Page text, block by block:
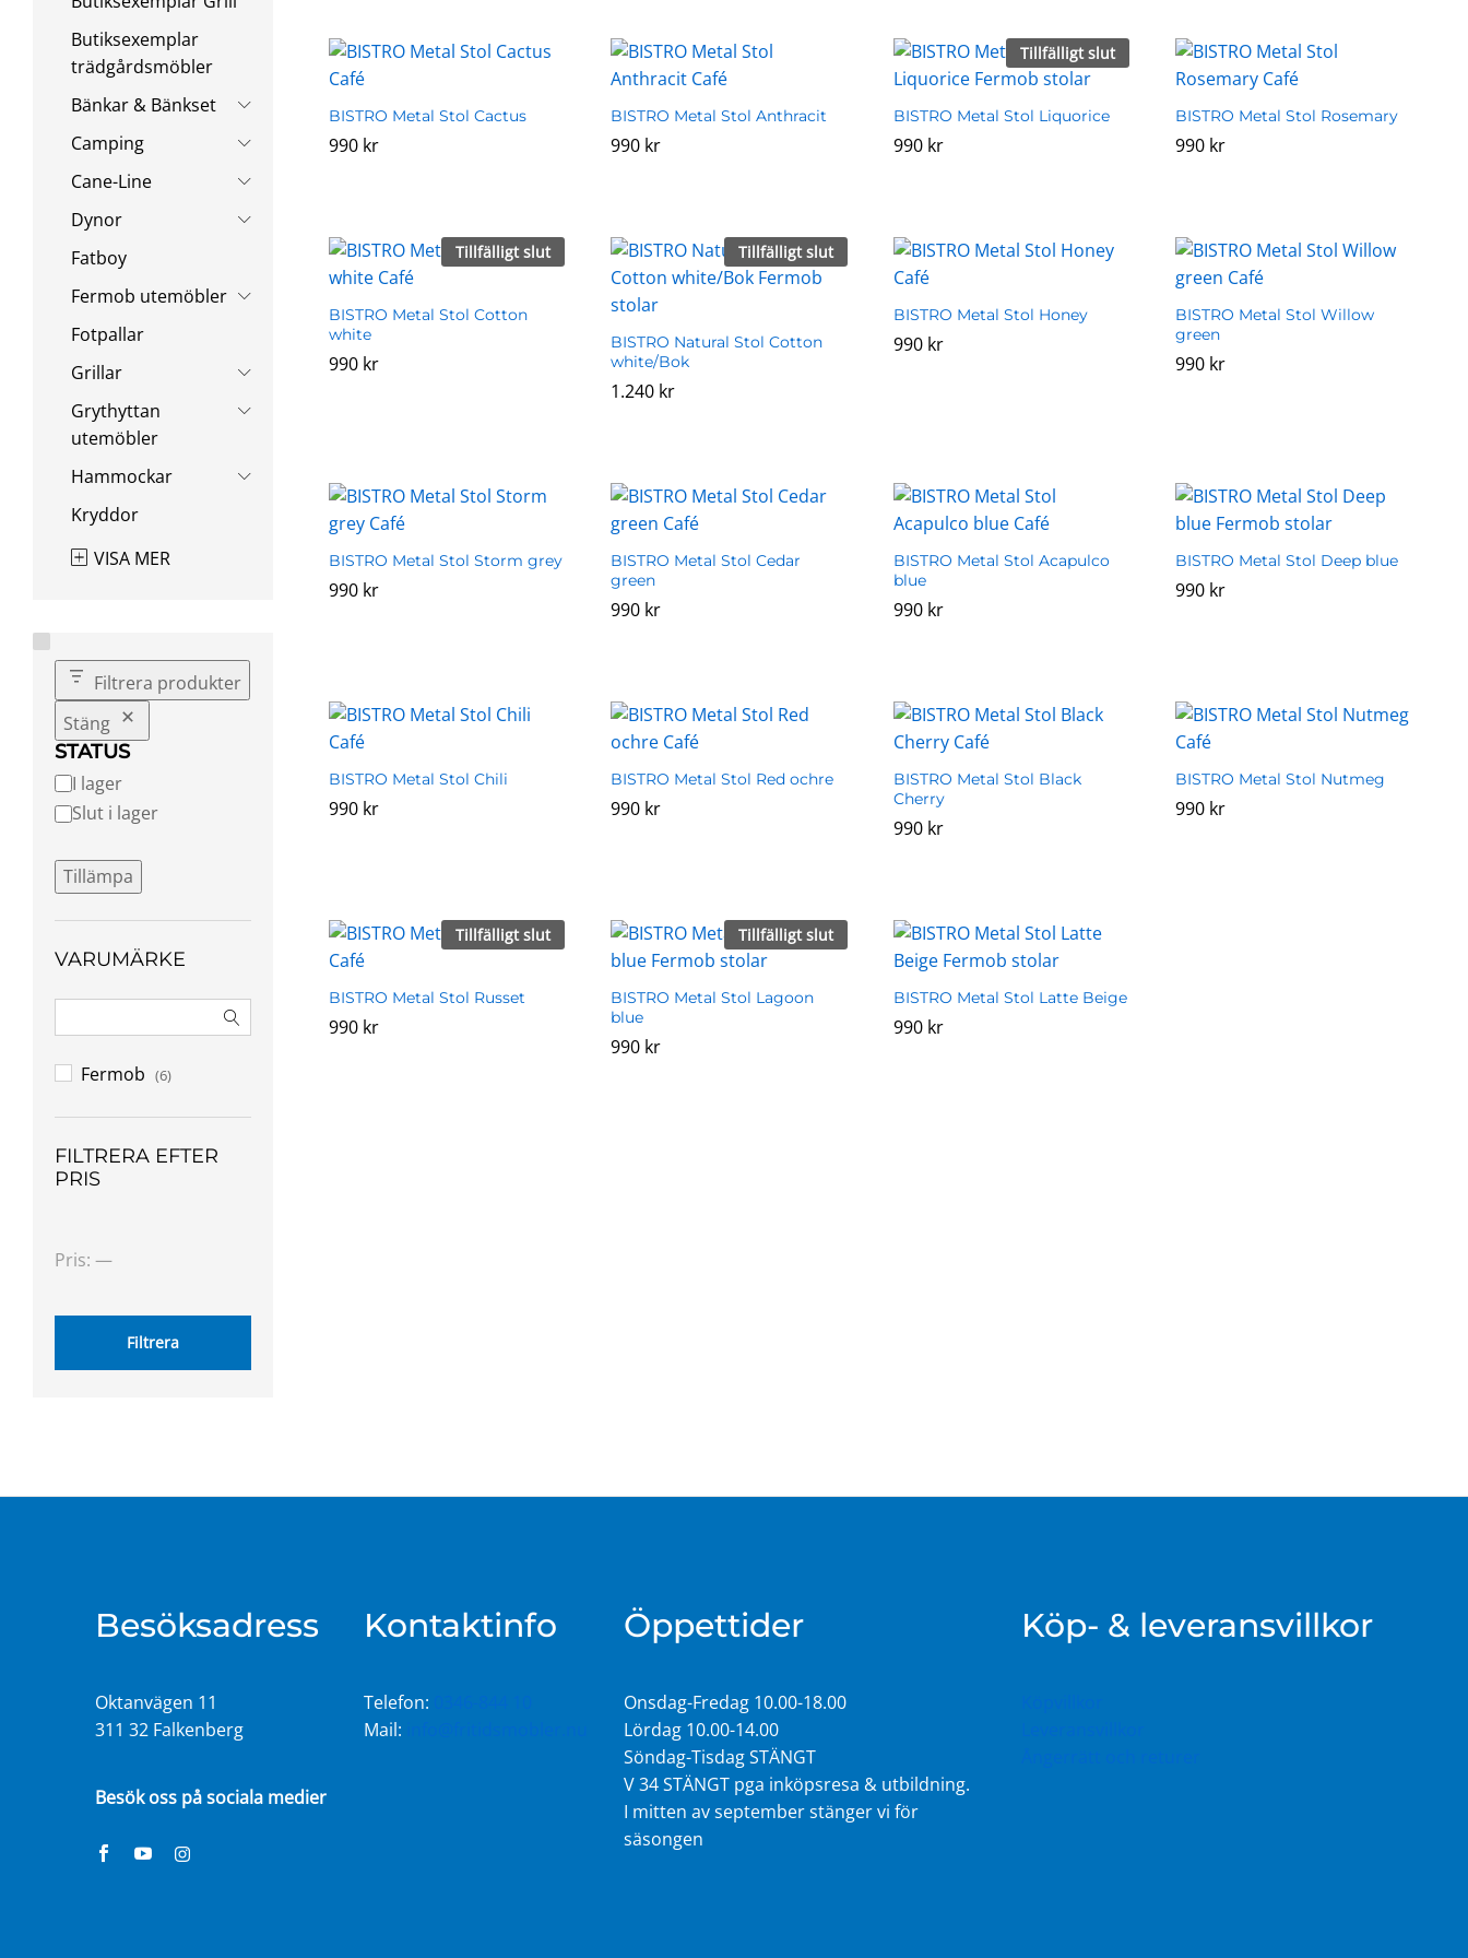
BISTRO Metal Stol Cactus
990 kr
990 kr
BISTRO Metal Stol Anthracit
990 kr
990 kr
Tillfälligt slut
BISTRO Metal Stol Liquorice
990 kr
990 kr
BISTRO Metal Stol Rosemary
990 kr
990 kr
Tillfälligt slut
BISTRO Metal Stol Cotton
white
990 kr
990 kr
Tillfälligt slut
BISTRO Natural Stol Cotton
white/Bok
1.240 kr
1.240 kr
BISTRO Metal Stol Honey
990 kr
990 kr
BISTRO Metal Stol Willow
green
990 kr
990 kr
BISTRO Metal Stol Storm grey
990 kr
990 kr
BISTRO Metal Stol Cedar
green
990 kr
990 kr
BISTRO Metal Stol Acapulco
blue
990 kr
990 kr
BISTRO Metal Stol Deep blue
990 kr
990 kr
BISTRO Metal Stol Chili
990 kr
990 kr
BISTRO Metal Stol Red ochre
990 kr
990 kr
BISTRO Metal Stol Black
Cherry
990 kr
990 kr
BISTRO Metal Stol Nutmeg
990 kr
990 kr
Tillfälligt slut
BISTRO Metal Stol Russet
990 kr
990 kr
Tillfälligt slut
BISTRO Metal Stol Lagoon
blue
990 kr
990 kr
BISTRO Metal Stol Latte Beige
990 kr
990 kr
Butiksexemplar
trädgårdsmöbler
Bänkar & Bänkset
Camping
Cane-Line
Dynor
Fatboy
Fermob utemöbler
Fotpallar
Grillar
Grythyttan
utemöbler
Hammockar
Kryddor
VISA MER
Filtrera produkter
Stäng
STATUS
Tillgänglighet
I lager
Slut i lager
Tillämpa
VARUMÄRKE
Fermob (6)
FILTRERA EFTER
PRIS
Filtrera
Pris: —
Besöksadress
Oktanvägen 11
311 32 Falkenberg
Besök oss på sociala medier
Kontaktinfo
Telefon:
Mail:
Öppettider
Onsdag-Fredag 10.00-18.00
Lördag 10.00-14.00
Söndag-Tisdag STÄNGT
V 34 STÄNGT pga inköpsresa & utbildning.
I mitten av september stänger vi för
säsongen
Köp- & leveransvillkor